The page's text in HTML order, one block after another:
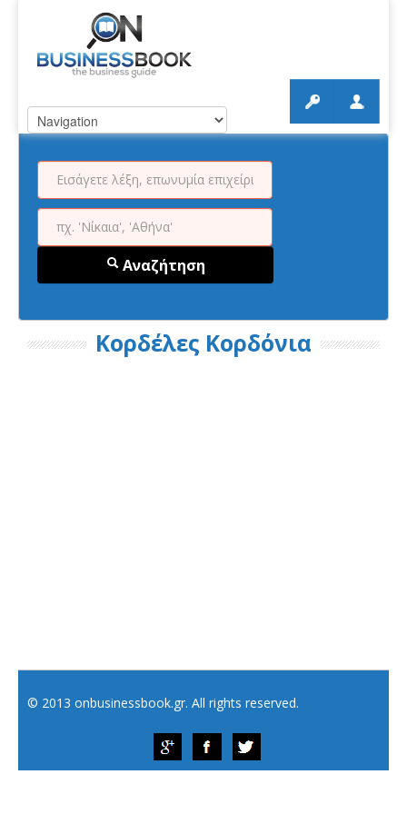
Αναζήτηση
Κορδέλες Κορδόνια
© 2013 onbusinessbook.gr. All rights reserved.